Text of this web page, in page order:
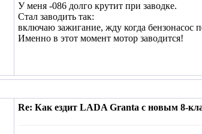
У меня -086 долго крутит при заводке.
Стал заводить так:
включаю зажигание, жду когда бензонасос
Именно в этот момент мотор заводится!
Re: Как ездит LADA Granta с новым 8-